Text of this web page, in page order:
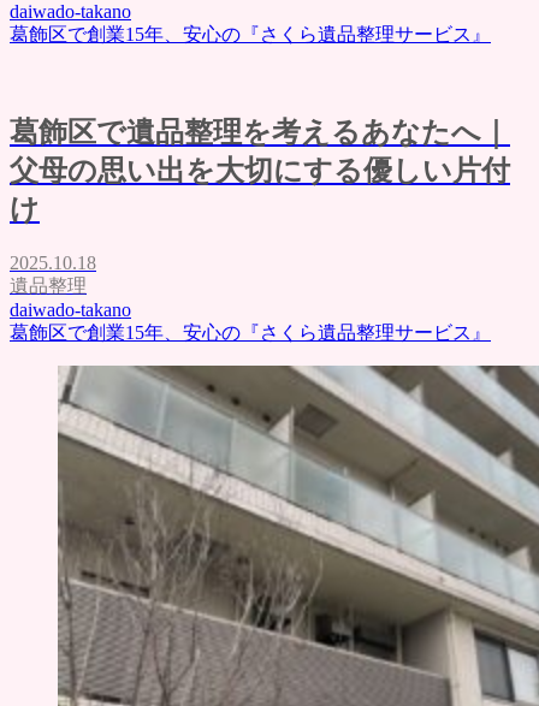
daiwado-takano
葛飾区で創業15年、安心の『さくら遺品整理サービス』
葛飾区で遺品整理を考えるあなたへ｜
父母の思い出を大切にする優しい片付
け
2025.10.18
遺品整理
daiwado-takano
葛飾区で創業15年、安心の『さくら遺品整理サービス』